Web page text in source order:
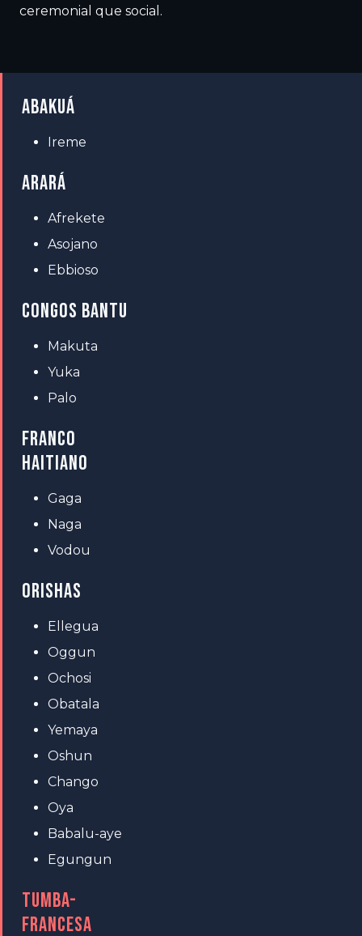
ceremonial que social.
ABAKUÁ
Ireme
ARARÁ
Afrekete
Asojano
Ebbioso
CONGOS BANTU
Makuta
Yuka
Palo
FRANCO
HAITIANO
Gaga
Naga
Vodou
ORISHAS
Ellegua
Oggun
Ochosi
Obatala
Yemaya
Oshun
Chango
Oya
Babalu-aye
Egungun
TUMBA-
FRANCESA